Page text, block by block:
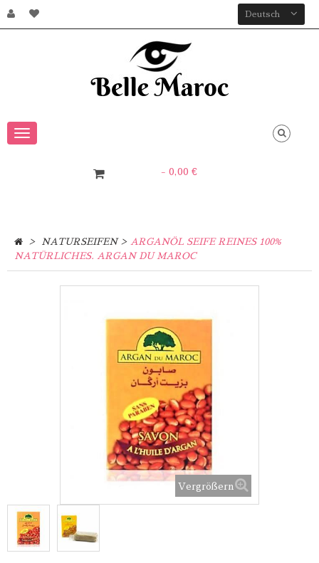
Deutsch
Toggle
- 0,00 €
> NATURSEIFEN > ARGANÖL SEIFE REINES 100%
NATÜRLICHES. ARGAN DU MAROC
Vergrößern